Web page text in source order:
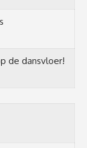
de dansvloer!